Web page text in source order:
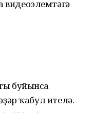
буйынса
ҡабул ителә.